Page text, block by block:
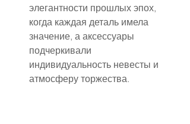
элегантности прошлых эпох,
когда каждая деталь имела
значение, а аксессуары
подчеркивали
индивидуальность невесты и
атмосферу торжества.